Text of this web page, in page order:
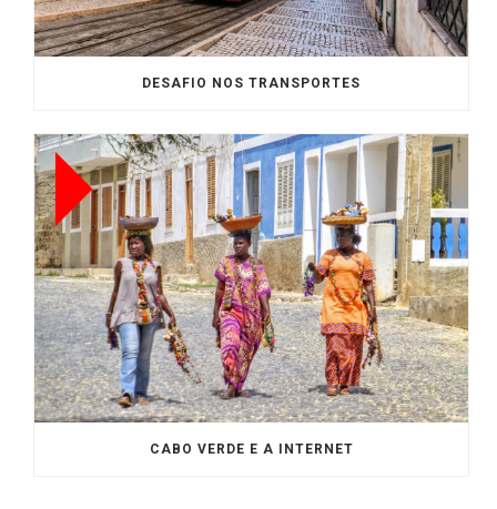
DESAFIO NOS TRANSPORTES
CABO VERDE E A INTERNET